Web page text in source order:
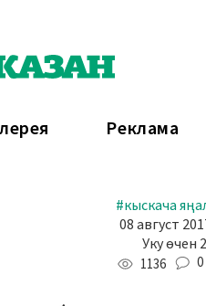
Реклама
#кыскача
08 август
Уку өчен
1136 0